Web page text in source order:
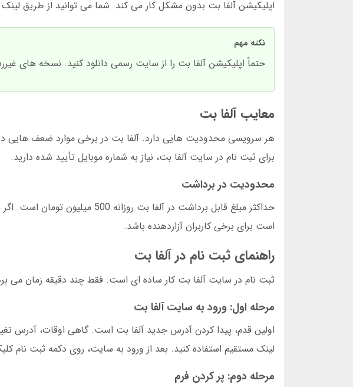
اپلیکیشن آلفا بت بدون مشکل کار می کند. شما می توانید از طریق لینک
نکته مهم
حتماً اپلیکیشن آلفا بت را از سایت رسمی دانلود کنید. نسخه های
معایب آلفا بت
هر سرویسی محدودیت هایی دارد. آلفا بت در برخی موارد ضعف هایی
برای ثبت نام در سایت آلفا بت، نیاز به شماره موبایل تأیید شده دارید.
محدودیت در برداشت
حداکثر مبلغ قابل برداشت در آلفا
است برای برخی کاربران آزاردهنده باشد.
راهنمای ثبت نام در آلفا بت
ثبت نام در سایت آلفا بت کار ساده ای است. فقط چند دقیقه زمان می
مرحله اول: ورود به سایت آلفا بت
اولین قدم، پیدا کردن آدرس جدید آلفا بت است. گاهی اوقات، آدرس
لینک مستقیم استفاده کنید. بعد از ورود به سایت، روی دکمه ثبت نام
مرحله دوم: پر کردن فرم